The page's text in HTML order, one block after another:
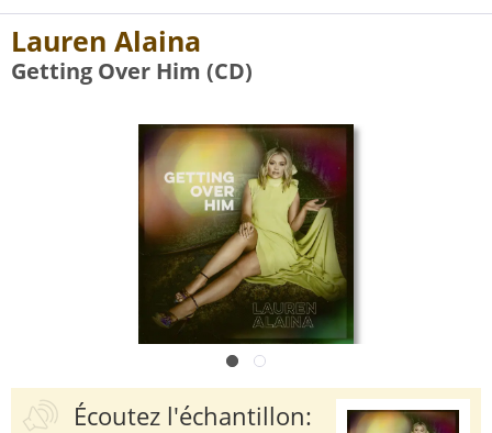
Lauren Alaina
Getting Over Him (CD)
Écoutez l'échantillon: